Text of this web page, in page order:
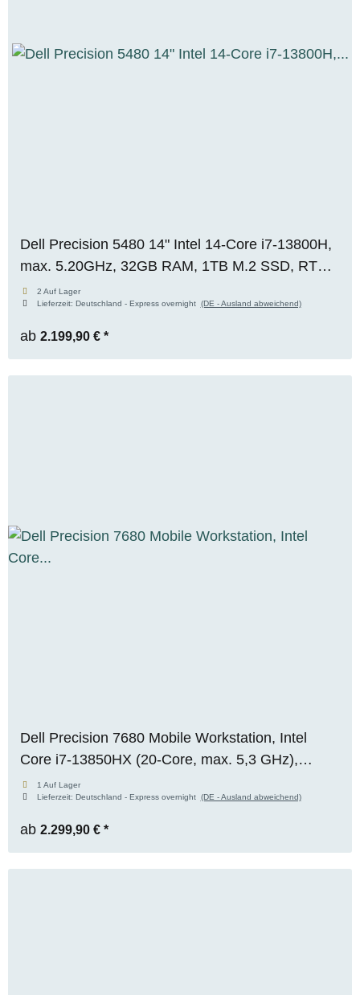
Dell Precision 5480 14" Intel 14-Core i7-13800H,
max. 5.20GHz, 32GB RAM, 1TB M.2 SSD, RTX
2000 Ada (8GB), FHD, WIN 11 Pro, OVP,
RENEW
2 Auf Lager
Lieferzeit: Deutschland - Express overnight (DE - Ausland abweichend)
ab 2.199,90 € *
Dell Precision 7680 Mobile Workstation, Intel
Core i7-13850HX (20-Core, max. 5,3 GHz),
NVIDIA RTX 2000 Ada Mobile (8 GB VRAM), 64
GB DDR5, 1x 1 TB M.2 NVMe SSD, WUXGA,
Windows 11 Pro
1 Auf Lager
Lieferzeit: Deutschland - Express overnight (DE - Ausland abweichend)
ab 2.299,90 € *